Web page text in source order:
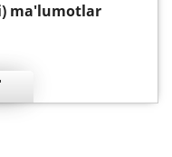
ma'lumotlar